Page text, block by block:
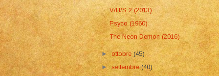
V/H/S 2 (2013)
Psyco (1960)
The Neon Demon (2016)
►ottobre(45)
►settembre(40)